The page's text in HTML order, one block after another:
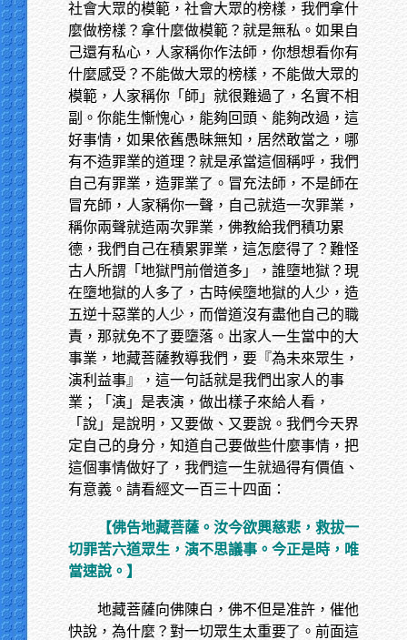
社會大眾的模範，社會大眾的榜樣，我們拿什
麼做榜樣？拿什麼做模範？就是無私。如果自
己還有私心，人家稱你作法師，你想想看你有
什麼感受？不能做大眾的榜樣，不能做大眾的
模範，人家稱你「師」就很難過了，名實不相
副。你能生慚愧心，能夠回頭、能夠改過，這
好事情，如果依舊愚昧無知，居然敢當之，哪
有不造罪業的道理？就是承當這個稱呼，我們
自己有罪業，造罪業了。冒充法師，不是師在
冒充師，人家稱你一聲，自己就造一次罪業，
稱你兩聲就造兩次罪業，佛教給我們積功累
德，我們自己在積累罪業，這怎麼得了？難怪
古人所謂「地獄門前僧道多」，誰墮地獄？現
在墮地獄的人多了，古時候墮地獄的人少，造
五逆十惡業的人少，而僧道沒有盡他自己的職
責，那就免不了要墮落。出家人一生當中的大
事業，地藏菩薩教導我們，要『為未來眾生，
演利益事』，這一句話就是我們出家人的事
業；「演」是表演，做出樣子來給人看，
「說」是說明，又要做、又要說。我們今天界
定自己的身分，知道自己要做些什麼事情，把
這個事情做好了，我們這一生就過得有價值、
有意義。請看經文一百三十四面：
【佛告地藏菩薩。汝今欲興慈悲，救拔一
切罪苦六道眾生，演不思議事。今正是時，唯
當速說。】
地藏菩薩向佛陳白，佛不但是准許，催他
快說，為什麼？對一切眾生太重要了。前面這